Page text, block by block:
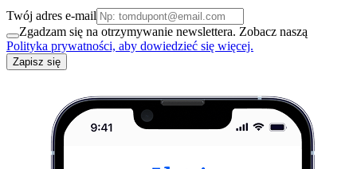
Twój adres e-mail
Zgadzam się na otrzymywanie newslettera. Zobacz naszą
Polityka prywatności, aby dowiedzieć się więcej.
Zapisz się